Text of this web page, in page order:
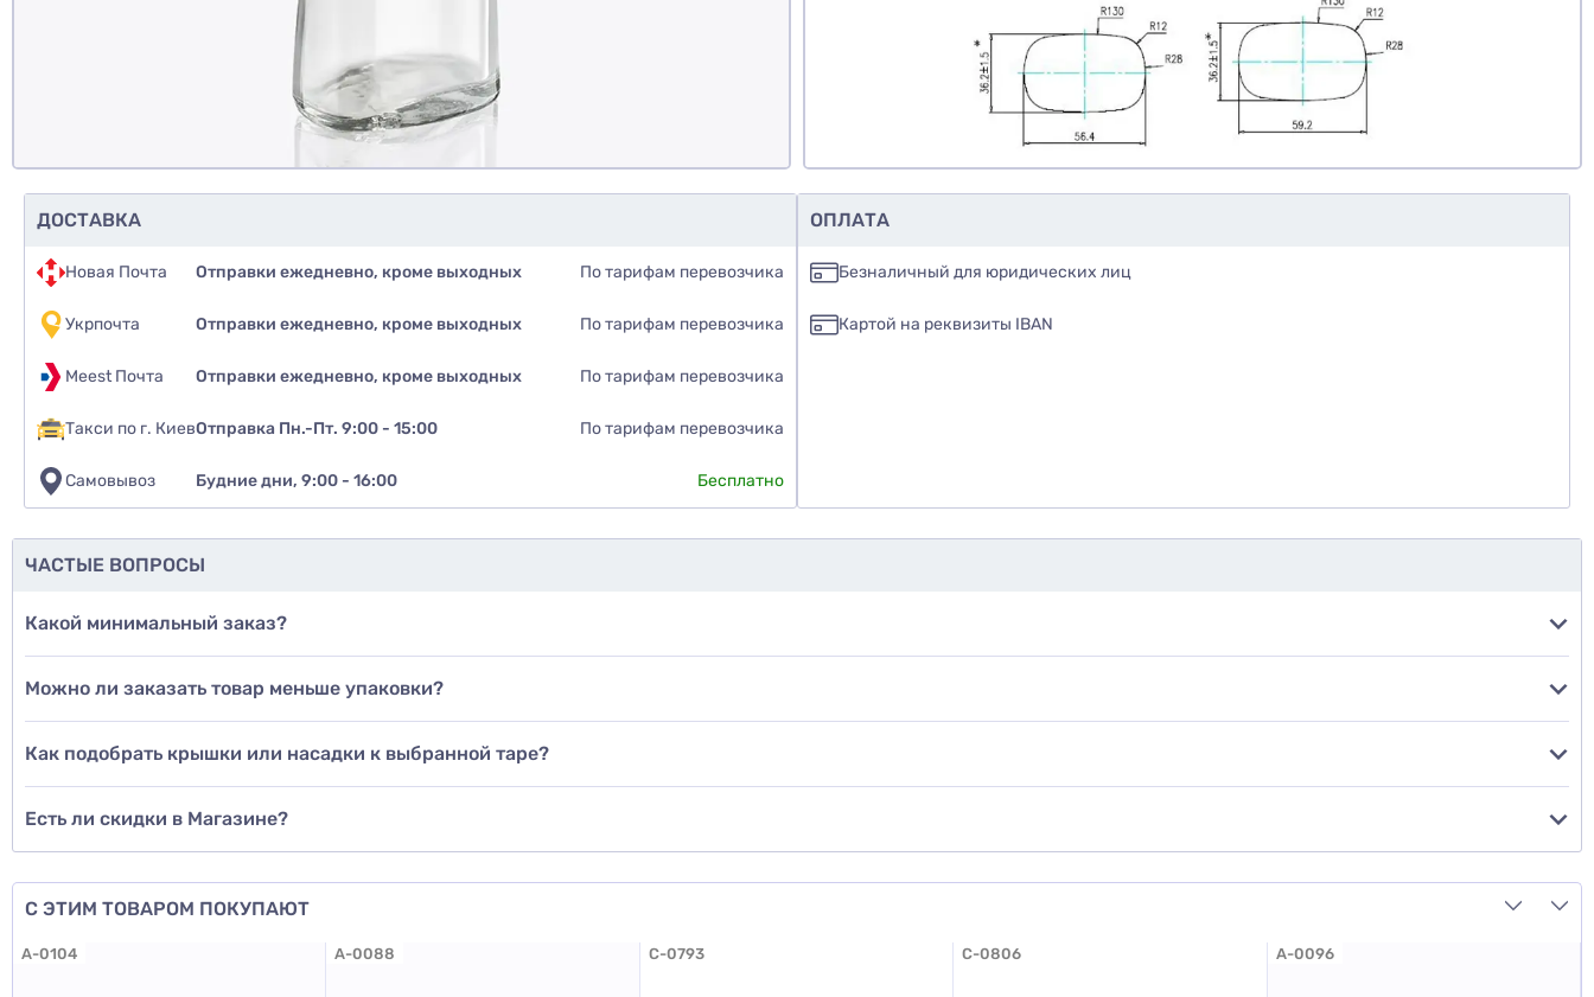
ДОСТАВКА
Новая Почта Отправки ежедневно, кроме выходных По тарифам перевозчика
Укрпочта Отправки ежедневно, кроме выходных По тарифам перевозчика
Meest Почта Отправки ежедневно, кроме выходных По тарифам перевозчика
Такси по г. КиевОтправка Пн.-Пт. 9:00 - 15:00 По тарифам перевозчика
Самовывоз Будние дни, 9:00 - 16:00 Бесплатно
ОПЛАТА
Безналичный для юридических лиц
Картой на реквизиты IBAN
ЧАСТЫЕ ВОПРОСЫ
Какой минимальный заказ?
Можно ли заказать товар меньше упаковки?
Как подобрать крышки или насадки к выбранной таре?
Есть ли скидки в Магазине?
С ЭТИМ ТОВАРОМ ПОКУПАЮТ
A-0104 A-0088 C-0793 C-0806 A-0096